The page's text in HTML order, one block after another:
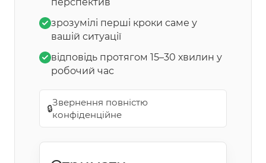
зрозумілі перші кроки саме у
вашій ситуації
відповідь протягом 15–30 хвилин у
робочий час
🔒
Звернення повністю
конфіденційне